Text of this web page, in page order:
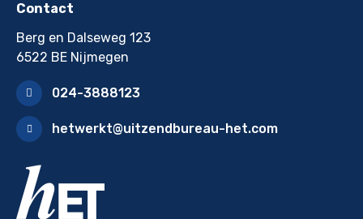
Contact
Berg en Dalseweg 123
6522 BE Nijmegen
024-3888123
hetwerkt@uitzendbureau-het.com